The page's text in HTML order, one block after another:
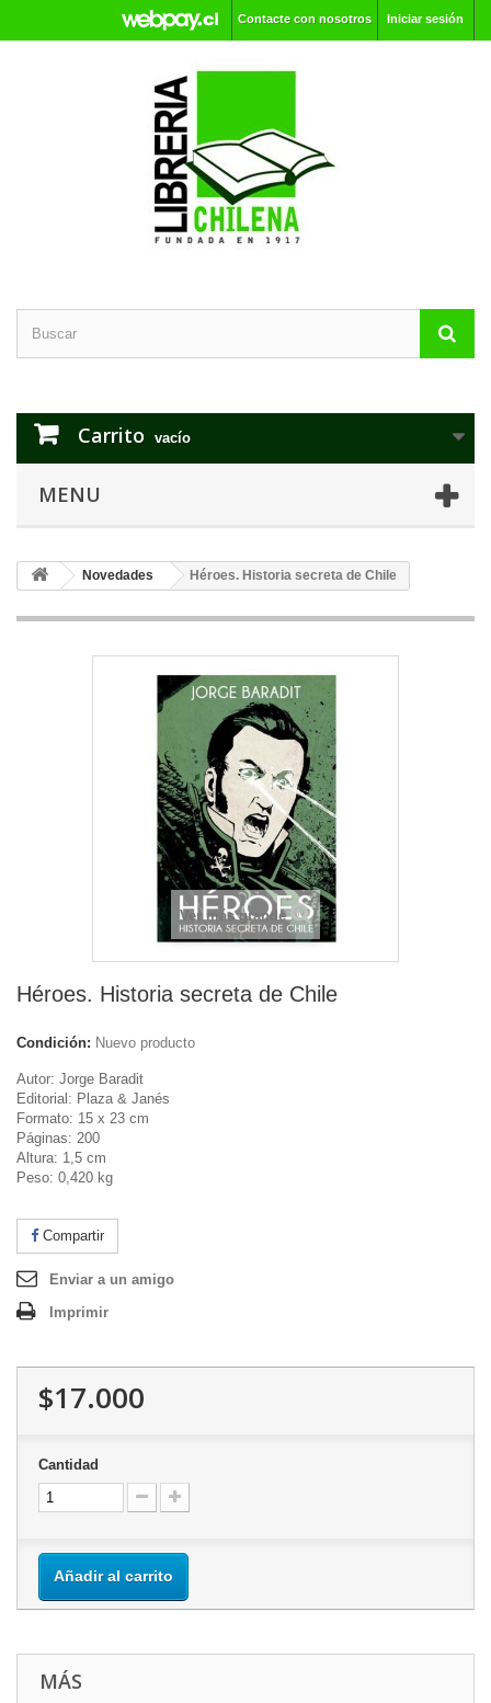
Iniciar sesión
Contacte con nosotros
Carrito vacío
MENU
Novedades Héroes. Historia secreta de Chile
Ver más grande
Héroes. Historia secreta de Chile
Condición: Nuevo producto
Autor: Jorge Baradit
Editorial: Plaza & Janés
Formato: 15 x 23 cm
Páginas: 200
Altura: 1,5 cm
Peso: 0,420 kg
Compartir
Enviar a un amigo
Imprimir
$17.000
Cantidad
Añadir al carrito
MÁS